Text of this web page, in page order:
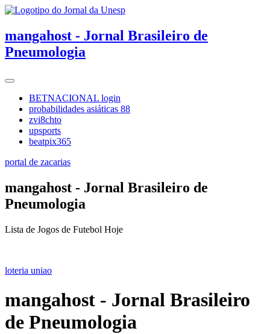
mangahost - Jornal Brasileiro de
Pneumologia
BETNACIONAL login
probabilidades asiáticas 88
zvi8chto
upsports
beatpix365
portal de zacarias
mangahost - Jornal Brasileiro de
Pneumologia
Lista de Jogos de Futebol Hoje
loteria uniao
mangahost - Jornal Brasileiro
de Pneumologia